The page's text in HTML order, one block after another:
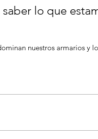
lo que
nuestros armarios y